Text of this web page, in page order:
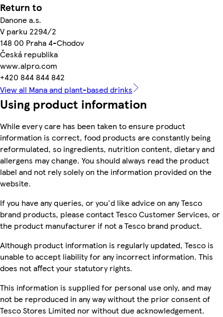
Return to
Danone a.s.
V parku 2294/2
148 00 Praha 4-Chodov
Česká republika
www.alpro.com
+420 844 844 842
View all Mana and plant-based drinks
Using product information
While every care has been taken to ensure product
information is correct, food products are constantly being
reformulated, so ingredients, nutrition content, dietary and
allergens may change. You should always read the product
label and not rely solely on the information provided on the
website.
If you have any queries, or you'd like advice on any Tesco
brand products, please contact Tesco Customer Services, or
the product manufacturer if not a Tesco brand product.
Although product information is regularly updated, Tesco is
unable to accept liability for any incorrect information. This
does not affect your statutory rights.
This information is supplied for personal use only, and may
not be reproduced in any way without the prior consent of
Tesco Stores Limited nor without due acknowledgement.